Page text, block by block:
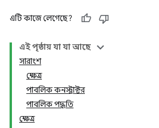
এটি কাজে লেগেছে?
এই পৃষ্ঠায় যা যা আছে
সারাংশ
ক্ষেত্র
পাবলিক কনস্ট্রাক্টর
পাবলিক পদ্ধতি
ক্ষেত্র